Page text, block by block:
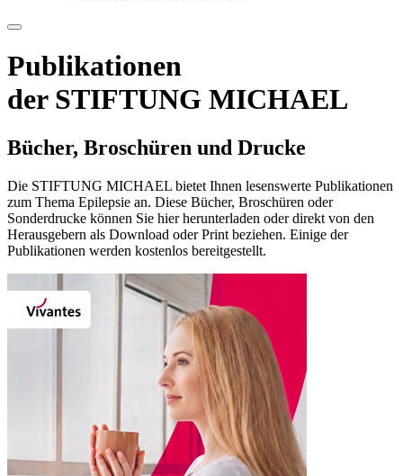
Publikationen
der STIFTUNG MICHAEL
Bücher, Broschüren und Drucke
Die STIFTUNG MICHAEL bietet Ihnen lesenswerte Publikationen
zum Thema Epilepsie an. Diese Bücher, Broschüren oder
Sonderdrucke können Sie hier herunterladen oder direkt von den
Herausgebern als Download oder Print beziehen. Einige der
Publikationen werden kostenlos bereitgestellt.